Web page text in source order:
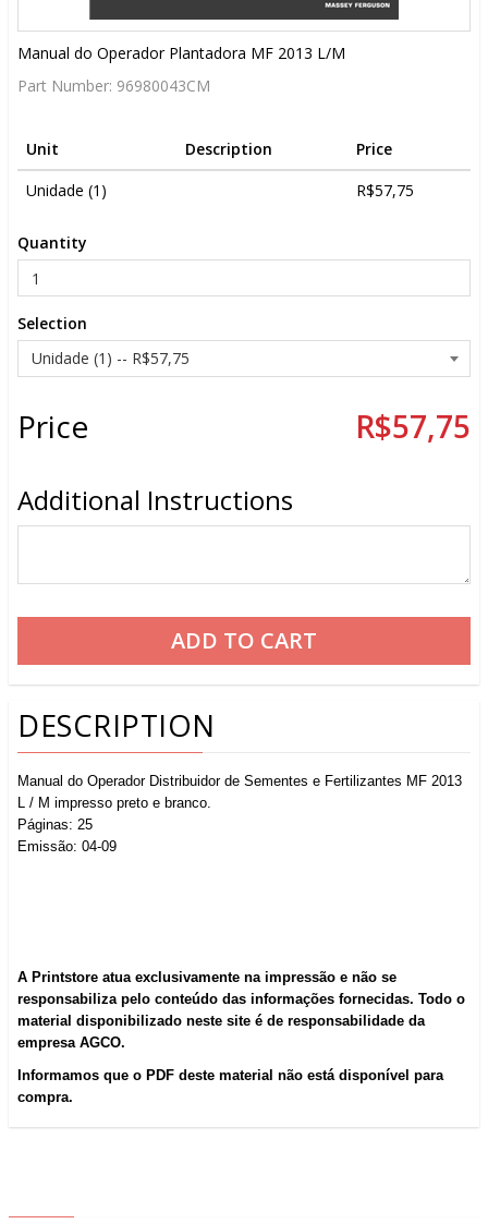
Manual do Operador Plantadora MF 2013 L/M
Part Number: 96980043CM
Unit Description
Price
Unidade (1)
R$57,75
Quantity
Selection
Price R$57,75
Additional Instructions
DESCRIPTION
Manual do Operador Distribuidor de Sementes e Fertilizantes MF 2013
L / M impresso preto e branco.
Páginas: 25
Emissão: 04-09
A Printstore atua exclusivamente na impressão e não se
responsabiliza pelo conteúdo das informações fornecidas. Todo o
material disponibilizado neste site é de responsabilidade da
empresa AGCO.
Informamos que o PDF deste material não está disponível para
compra.